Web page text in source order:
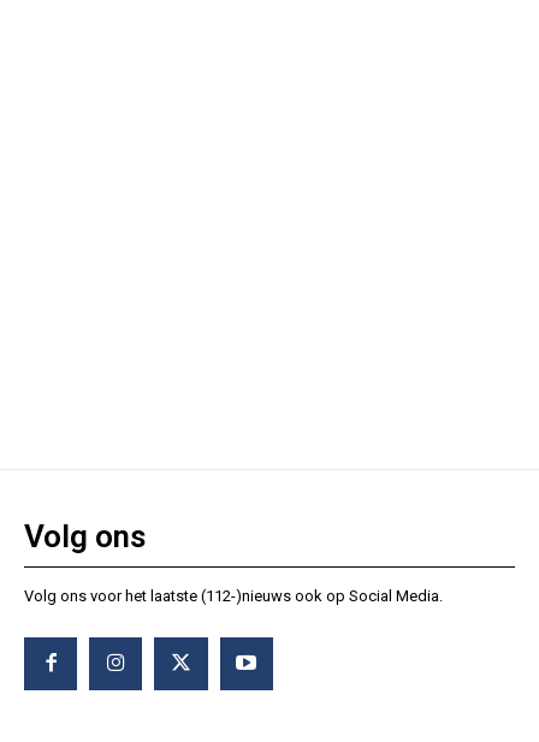
Volg ons
Volg ons voor het laatste (112-)nieuws ook op Social Media.